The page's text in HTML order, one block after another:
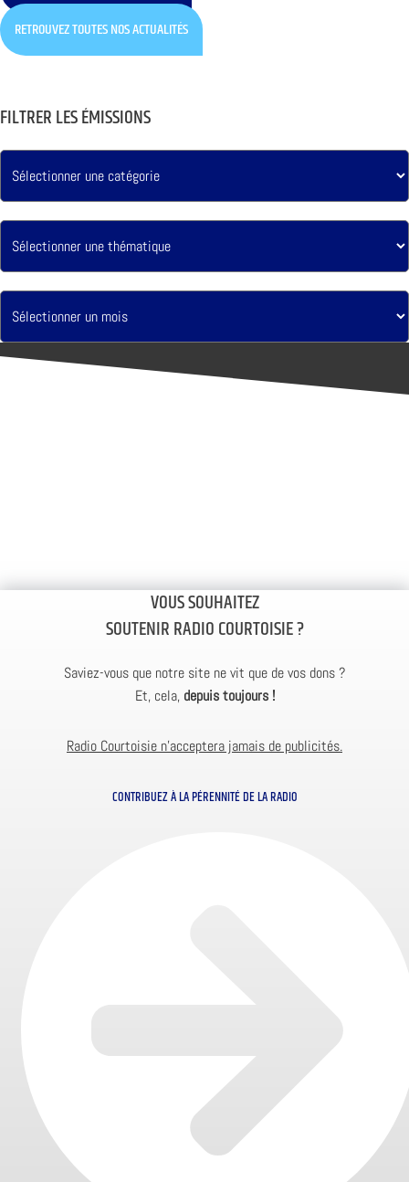
RETROUVEZ TOUTES NOS ACTUALITÉS
FILTRER LES ÉMISSIONS
VOUS SOUHAITEZ
SOUTENIR RADIO COURTOISIE ?
Saviez-vous que notre site ne vit que de vos dons ?
Et, cela, depuis toujours !
Radio Courtoisie n’acceptera jamais de publicités.
CONTRIBUEZ À LA PÉRENNITÉ DE LA RADIO